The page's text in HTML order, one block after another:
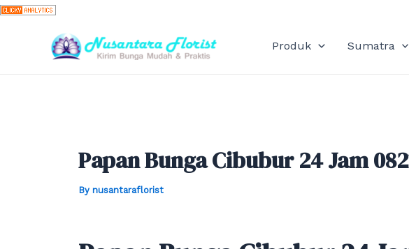
Skip
content
Produk Sumatra
Papan Bunga Cibubur 24 Jam
By nusantaraflorist